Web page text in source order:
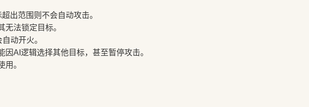
出范围则不会自动攻击。
法锁定目标。
动开火。
AI逻辑选择其他目标，甚至暂停攻击。
用。